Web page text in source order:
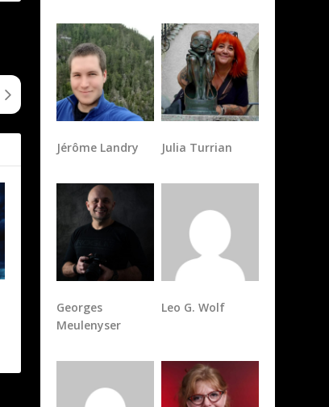
Jérôme Landry Julia Turrian
Georges
Meulenyser
Leo G. Wolf